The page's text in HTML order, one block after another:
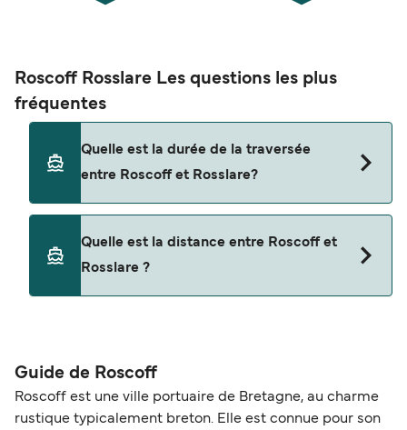
Roscoff Rosslare Les questions les plus
fréquentes
Quelle est la durée de la traversée
entre Roscoff et Rosslare?
Veuillez consulter notre Deal Finder pour des
itinéraires alternatifs.
Quelle est la distance entre Roscoff et
Rosslare ?
Guide de Roscoff
Roscoff est une ville portuaire de Bretagne, au charme
rustique typicalement breton. Elle est connue pour son